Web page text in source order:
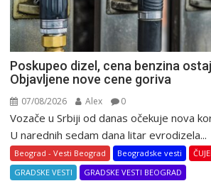
Poskupeo dizel, cena benzina
Objavljene nove cene goriva
07/08/2026 Alex 0
Vozače u Srbiji od danas očekuje nova
U narednih sedam dana litar evrodizela...
Beograd - Vesti Beograd Beogradske vesti
GRADSKE VESTI
GRADSKE VESTI BEOGRAD